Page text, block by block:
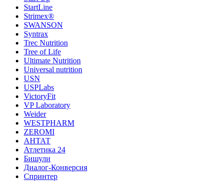
StartLine
Strimex®
SWANSON
Syntrax
Trec Nutrition
Tree of Life
Ultimate Nutrition
Universal nutrition
USN
USPLabs
VictoryFit
VP Laboratory
Weider
WESTPHARM
ZEROMI
АНТАТ
Атлетика 24
Бишули
Диалог-Конверсия
Спринтер